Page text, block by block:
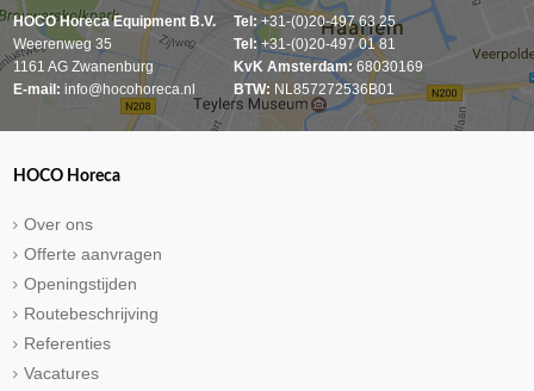
HOCO Horeca Equipment B.V.
Weerenweg 35
1161 AG Zwanenburg
E-mail: info@hocohoreca.nl
Tel: +31-(0)20-497 63 25
Tel:+31-(0)20-497 01 81
KvK Amsterdam: 68030169
BTW: NL857272536B01
HOCO Horeca
Over ons
Offerte aanvragen
Openingstijden
Routebeschrijving
Referenties
Vacatures